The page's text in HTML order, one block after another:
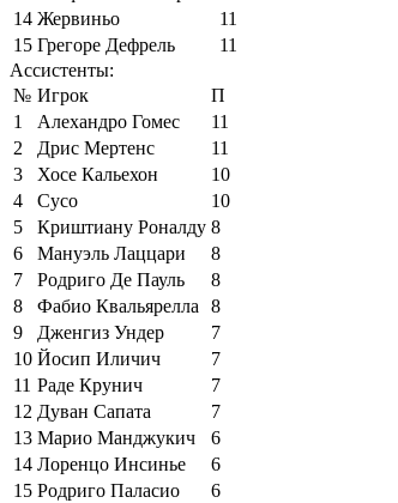
14 Жервиньо
11
15 Грегоре Дефрель
11
Ассистенты:
№ Игрок
П
1
Алехандро Гомес
11
2
Дрис Мертенс
11
3
Хосе Кальехон
10
4
Сусо
10
5
Криштиану Роналду 8
6
Мануэль Лаццари
8
7
Родриго Де Пауль
8
8
Фабио Квальярелла
8
9
Дженгиз Ундер
7
10 Йосип Иличич
7
11 Раде Крунич
7
12 Дуван Сапата
7
13 Марио Манджукич
6
14 Лоренцо Инсинье
6
15 Родриго Паласио
6